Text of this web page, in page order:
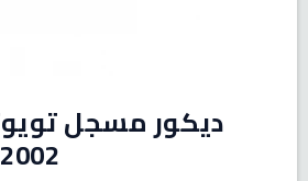
2002 خشبي غامق